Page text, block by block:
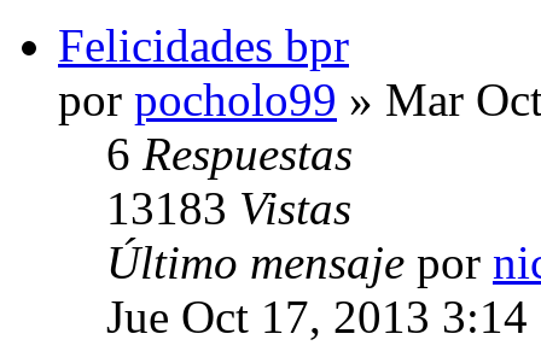
Felicidades bpr
por pocholo99 » Mar
6 Respuestas
13183 Vistas
Último mensaje por
Jue Oct 17, 2013 3:14